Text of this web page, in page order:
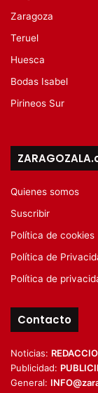
Zaragoza
Teruel
Huesca
Bodas Isabel
Pirineos Sur
Quienes somos
Suscribir
Política de cookies
Política de
Política de
Contacto
Noticias:
Publicidad:
General: